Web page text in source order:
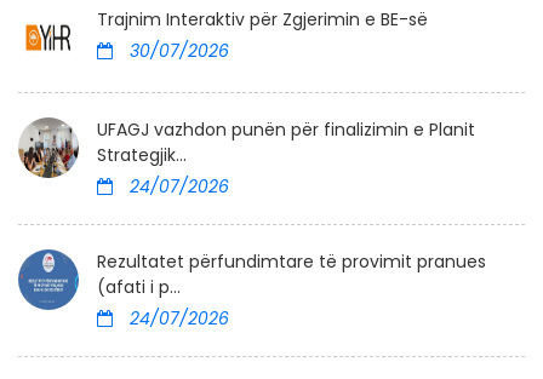
Trajnim Interaktiv për Zgjerimin e BE-së
30/07/2026
UFAGJ vazhdon punën për finalizimin e Planit
Strategjik...
24/07/2026
Rezultatet përfundimtare të provimit pranues
(afati i p...
24/07/2026